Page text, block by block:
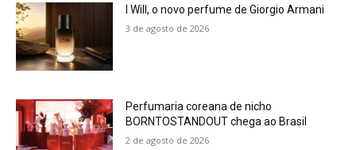
I Will, o novo perfume de Giorgio Armani
3 de agosto de 2026
Perfumaria coreana de nicho
BORNTOSTANDOUT chega ao Brasil
2 de agosto de 2026